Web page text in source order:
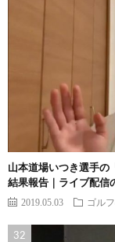
山本道場いつき選手の
結果報告｜ライブ配信
2019.05.03 ゴル